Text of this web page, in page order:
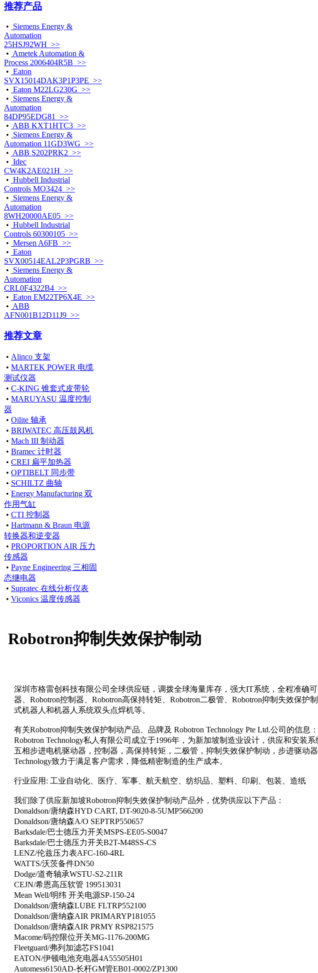
推荐产品
• Siemens Energy &
Automation
25HSJ92WH >>
• Ametek Automation &
Process 2006404R5B >>
• Eaton
SVX15014DAK3P1P3PE >>
• Eaton M22LG230G >>
• Siemens Energy &
Automation
84DP95EDG81 >>
• ABB KXT1HTC3 >>
• Siemens Energy &
Automation 11GD3WG >>
• ABB S202PRK2 >>
• Idec
CW4K2AE021H >>
• Hubbell Industrial
Controls MO3424 >>
• Siemens Energy &
Automation
8WH20000AE05 >>
• Hubbell Industrial
Controls 60300105 >>
• Mersen A6FB >>
• Eaton
SVX00514EAL2P3PGRB >>
• Siemens Energy &
Automation
CRL0F4322B4 >>
• Eaton EM22TP6X4E >>
• ABB
AFN001B12D11J9 >>
推荐文章
• Alinco 支架
• MARTEK POWER 电缆
测试仪器
• C-KING 锥套式皮带轮
• MARUYASU 温度控制
器
• Oilite 轴承
• BRIWATEC 高压鼓风机
• Mach III 制动器
• Bramec 计时器
• CREI 扁平加热器
• OPTIBELT 同步带
• SCHILTZ 曲轴
• Energy Manufacturing 双
作用气缸
• CTI 控制器
• Hartmann & Braun 电源
转换器和逆变器
• PROPORTION AIR 压力
传感器
• Payne Engineering 三相固
态继电器
• Supratec 在线分析仪表
• Viconics 温度传感器
Robotron抑制失效保护制动
深圳市格雷创科技有限公司全球供应链，调拨全球海量库存，强大IT系统，全程准确
器、Robotron控制器、Robotron高保持转矩、Robotron二极管、Robotron抑制失效保
式机器人和机器人系统双头点焊机等。
有关Robotron抑制失效保护制动产品、品牌及 Robotron Technology Pte Ltd.公司的信息：
Robotron Technology私人有限公司成立于1996年，为新加坡制造业设计，供应和安装
五相步进电机驱动器，控制器，高保持转矩，二极管，抑制失效保护制动，步进驱动
Technology致力于满足客户需求，降低精密制造的生产成本。
行业应用: 工业自动化、医疗、军事、航天航空、纺织品、塑料、印刷、包装、造纸
我们除了供应新加坡Robotron抑制失效保护制动产品外，优势供应以下产品：
Donaldson/唐纳森HYD CART, DT-9020-8-5UMP566200
Donaldson/唐纳森A/O SEPTRP550657
Barksdale/巴士德压力开关MSPS-EE05-S0047
Barksdale/巴士德压力开关B2T-M48SS-CS
LENZ/伦兹压力表AFC-160-4RL
WATTS/沃茨备件DN50
Dodge/道奇轴承WSTU-S2-211R
CEJN/希恩高压软管 199513031
Mean Well/明纬 开关电源SP-150-24
Donaldson/唐纳森LUBE FLTRP552100
Donaldson/唐纳森AIR PRIMARYP181055
Donaldson/唐纳森AIR PRMY RSP821575
Macome/码控限位开关MG-1176-200MG
Fleetguard/弗列加滤芯FS1041
EATON/伊顿电池充电器4A55505H01
Automess6150AD-长杆GM管EB01-0002/ZP1300